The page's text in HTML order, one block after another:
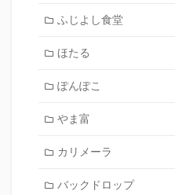
ふじよし食堂
ほたる
ぽんぽこ
やま富
カリメーラ
バックドロップ